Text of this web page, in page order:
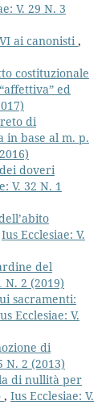
V. 29 N. 3
ai canonisti,
costituzionale
ed
di
in base al m. p.
doveri
V. 32 N. 1
Ius Ecclesiae: V.
del
N. 2 (2019)
sacramenti:
Ecclesiae: V.
di
N. 2 (2013)
di nullità per
, Ius Ecclesiae: V.